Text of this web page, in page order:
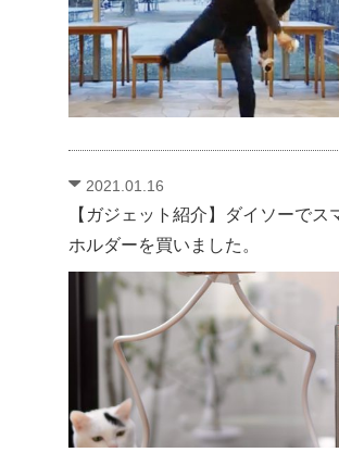
2021.01.16
【ガジェット紹介】ダイソーでス
ホルダーを買いました。